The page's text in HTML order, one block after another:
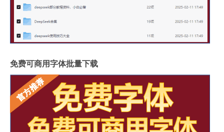
免费可商用字体批量下载